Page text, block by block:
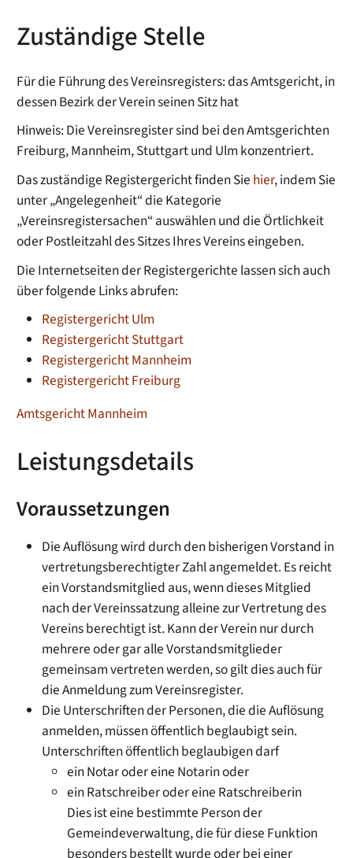
Zuständige Stelle
Für die Führung des Vereinsregisters: das Amtsgericht, in
dessen Bezirk der Verein seinen Sitz hat
Hinweis: Die Vereinsregister sind bei den Amtsgerichten
Freiburg, Mannheim, Stuttgart und Ulm konzentriert.
Das zuständige Registergericht finden Sie hier, indem Sie
unter „Angelegenheit“ die Kategorie
„Vereinsregistersachen“ auswählen und die Örtlichkeit
oder Postleitzahl des Sitzes Ihres Vereins eingeben.
Die Internetseiten der Registergerichte lassen sich auch
über folgende Links abrufen:
Registergericht Ulm
Registergericht Stuttgart
Registergericht Mannheim
Registergericht Freiburg
Amtsgericht Mannheim
Leistungsdetails
Voraussetzungen
Die Auflösung wird durch den bisherigen Vorstand in
vertretungsberechtigter Zahl angemeldet. Es reicht
ein Vorstandsmitglied aus, wenn dieses Mitglied
nach der Vereinssatzung alleine zur Vertretung des
Vereins berechtigt ist. Kann der Verein nur durch
mehrere oder gar alle Vorstandsmitglieder
gemeinsam vertreten werden, so gilt dies auch für
die Anmeldung zum Vereinsregister.
Die Unterschriften der Personen, die die Auflösung
anmelden, müssen öffentlich beglaubigt sein.
Unterschriften öffentlich beglaubigen darf
ein Notar oder eine Notarin oder
ein Ratschreiber oder eine Ratschreiberin
Dies ist eine bestimmte Person der
Gemeindeverwaltung, die für diese Funktion
besonders bestellt wurde oder bei einer